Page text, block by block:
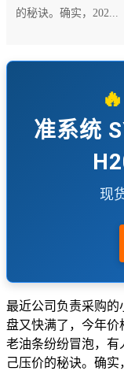
的秘诀。确实，202...
准系统
现
最近公司负责采购的
盘又快满了，今年
老油条纷纷冒泡，有
己压价的秘诀。确实